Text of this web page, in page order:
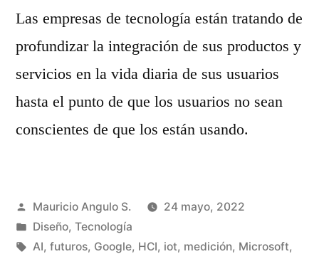
Las empresas de tecnología están tratando de
profundizar la integración de sus productos y
servicios en la vida diaria de sus usuarios
hasta el punto de que los usuarios no sean
conscientes de que los están usando.
Publicado
por
Mauricio Angulo S.
24 mayo, 2022
Publicado
en
Diseño, Tecnología
Etiquetas:
AI, futuros, Google, HCI, iot, medición, Microsoft,